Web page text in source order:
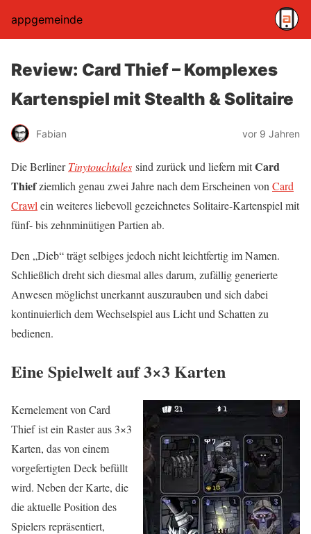
appgemeinde
Review: Card Thief – Komplexes
Kartenspiel mit Stealth & Solitaire
Fabian vor 9 Jahren
Die BerlinerTinytouchtales sind zurück und liefern mitCard
Thiefziemlich genau zwei Jahre nach dem Erscheinen von Card
Crawl ein weiteres liebevoll gezeichnetes Solitaire-Kartenspiel mit
fünf- bis zehnminütigen Partien ab.
Den „Dieb“ trägt selbiges jedoch nicht leichtfertig im Namen.
Schließlich dreht sich diesmal alles darum, zufällig generierte
Anwesen möglichst unerkannt auszurauben und sich dabei
kontinuierlich dem Wechselspiel aus Licht und Schatten zu
bedienen.
Eine Spielwelt auf 3×3 Karten
Kernelement von Card
Thief ist ein Raster aus 3×3
Karten, das von einem
vorgefertigten Deck befüllt
wird. Neben der Karte, die
die aktuelle Position des
Spielers repräsentiert,